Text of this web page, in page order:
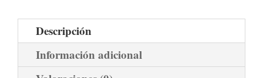
Descripción
Información adicional